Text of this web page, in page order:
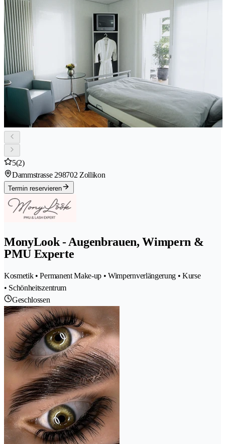
5(2)
Dammstrasse 298702 Zollikon
Termin reservieren
MonyLook - Augenbrauen, Wimpern &
PMU Experte
Kosmetik • Permanent Make-up • Wimpernverlängerung • Kurse
• Schönheitszentrum
Geschlossen